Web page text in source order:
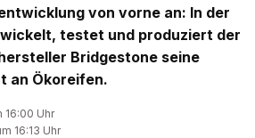
von vorne an: In der
testet und produziert der
Bridgestone seine
an Ökoreifen.
16:00 Uhr
16:13 Uhr